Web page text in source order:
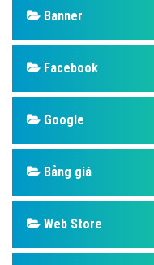
Banner
Facebook
Google
Bảng giá
Web Store